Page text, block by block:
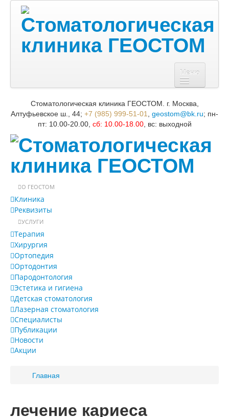
Меню
Клиника
Реквизиты
УСЛУГИ
Терапия
Хирургия
Ортопедия
Ортодонтия
Эстетика и гигиена
Детская стоматология
Лазерная стоматология
Специалисты
Публикации
Новости
Акции
Стоматологическая клиника ГЕОСТОМ. г. Москва,
Алтуфьевское ш., 44; +7 (985) 999-51-01
; пн-
пт: 10.00-20.00, сб: 10.00-18.00, вс: выходной
О ГЕОСТОМ
Клиника
Реквизиты
УСЛУГИ
Терапия
Хирургия
Ортопедия
Ортодонтия
Пародонтология
Эстетика и гигиена
Детская стоматология
Лазерная стоматология
Специалисты
Публикации
Новости
Акции
Главная
лечение кариеса